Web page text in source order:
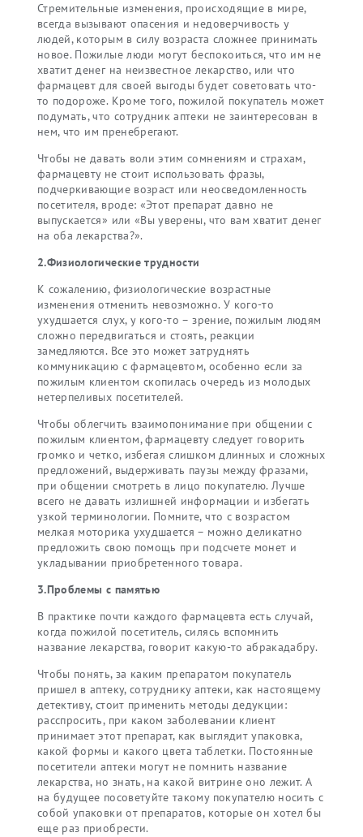
Стремительные изменения, происходящие в мире,
всегда вызывают опасения и недоверчивость у
людей, которым в силу возраста сложнее принимать
новое. Пожилые люди могут беспокоиться, что им не
хватит денег на неизвестное лекарство, или что
фармацевт для своей выгоды будет советовать что-
то подороже. Кроме того, пожилой покупатель может
подумать, что сотрудник аптеки не заинтересован в
нем, что им пренебрегают.
Чтобы не давать воли этим сомнениям и страхам,
фармацевту не стоит использовать фразы,
подчеркивающие возраст или неосведомленность
посетителя, вроде: «Этот препарат давно не
выпускается» или «Вы уверены, что вам хватит денег
на оба лекарства?».
2.Физиологические трудности
К сожалению, физиологические возрастные
изменения отменить невозможно. У кого-то
ухудшается слух, у кого-то – зрение, пожилым людям
сложно передвигаться и стоять, реакции
замедляются. Все это может затруднять
коммуникацию с фармацевтом, особенно если за
пожилым клиентом скопилась очередь из молодых
нетерпеливых посетителей.
Чтобы облегчить взаимопонимание при общении с
пожилым клиентом, фармацевту следует говорить
громко и четко, избегая слишком длинных и сложных
предложений, выдерживать паузы между фразами,
при общении смотреть в лицо покупателю. Лучше
всего не давать излишней информации и избегать
узкой терминологии. Помните, что с возрастом
мелкая моторика ухудшается – можно деликатно
предложить свою помощь при подсчете монет и
укладывании приобретенного товара.
3.Проблемы с памятью
В практике почти каждого фармацевта есть случай,
когда пожилой посетитель, силясь вспомнить
название лекарства, говорит какую-то абракадабру.
Чтобы понять, за каким препаратом покупатель
пришел в аптеку, сотруднику аптеки, как настоящему
детективу, стоит применить методы дедукции:
расспросить, при каком заболевании клиент
принимает этот препарат, как выглядит упаковка,
какой формы и какого цвета таблетки. Постоянные
посетители аптеки могут не помнить название
лекарства, но знать, на какой витрине оно лежит. А
на будущее посоветуйте такому покупателю носить с
собой упаковки от препаратов, которые он хотел бы
еще раз приобрести.